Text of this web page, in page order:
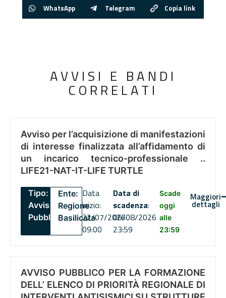
WhatsApp Telegram Copia link
AVVISI E BANDI
CORRELATI
Avviso per l’acquisizione di manifestazioni
di interesse finalizzata all’affidamento di
un incarico tecnico-professionale ..
LIFE21-NAT-IT-LIFE TURTLE
Tipo:
Avviso
Pubblico
Ente:
Regione
Basilicata
Data
inizio:
22/07/2026
09:00
Data di
scadenza:
06/08/2026
23:59
Scade
oggi
alle
23:59
Maggiori
dettagli
AVVISO PUBBLICO PER LA FORMAZIONE
DELL’ ELENCO DI PRIORITÀ REGIONALE DI